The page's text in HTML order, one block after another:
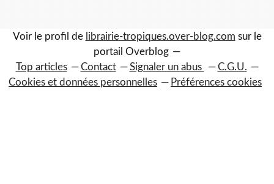
Voir le profil de librairie-tropiques.over-blog.com sur le
portail Overblog
Top articles
Contact Signaler un abus
C.G.U.
Cookies et données personnelles
Préférences cookies